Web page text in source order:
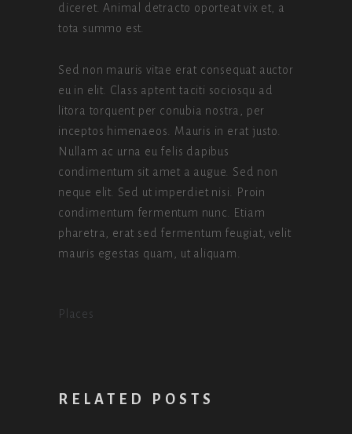
diceret. Animal detracto oporteat vix et, a
tota summo est.
Sed non mauris vitae erat consequat auctor
eu in elit. Class aptent taciti sociosqu ad
litora torquent per conubia nostra, per
inceptos himenaeos. Mauris in erat justo.
Nullam ac urna eu felis dapibus
condimentum sit amet a augue. Sed non
neque elit. Sed ut imperdiet nisi. Proin
condimentum fermentum nunc. Etiam
pharetra, erat sed fermentum feugiat, velit
mauris egestas quam, ut aliquam.
Places
RELATED POSTS